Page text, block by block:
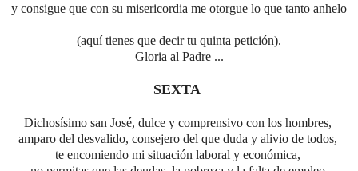
y consigue que con su misericordia me otorgue lo que tanto anhelo
(aquí tienes que decir tu quinta petición).
Gloria al Padre ...
SEXTA
Dichosísimo san José, dulce y comprensivo con los hombres,
amparo del desvalido, consejero del que duda y alivio de todos,
te encomiendo mi situación laboral y económica,